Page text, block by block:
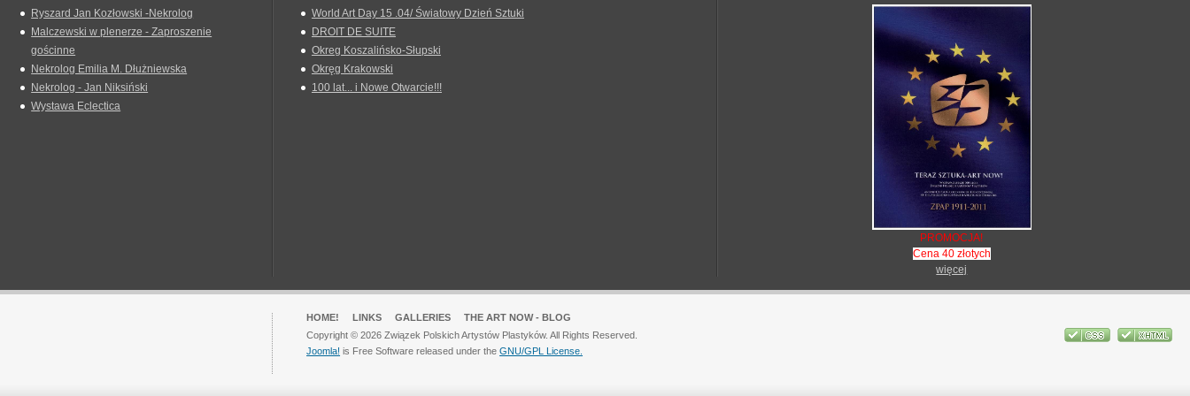
Ryszard Jan Kozłowski -Nekrolog
Malczewski w plenerze - Zaproszenie
gościnne
Nekrolog Emilia M. Dłużniewska
Nekrolog - Jan Niksiński
Wystawa Eclectica
World Art Day 15 .04/ Światowy Dzień Sztuki
DROIT DE SUITE
Okreg Koszalińsko-Słupski
Okręg Krakowski
100 lat... i Nowe Otwarcie!!!
PROMOCJA!
Cena 40 złotych
więcej
HOME! LINKS GALLERIES
THE ART NOW - BLOG
Copyright © 2026 Związek Polskich Artystów Plastyków. All Rights Reserved.
Joomla! is Free Software released under theGNU/GPL License.